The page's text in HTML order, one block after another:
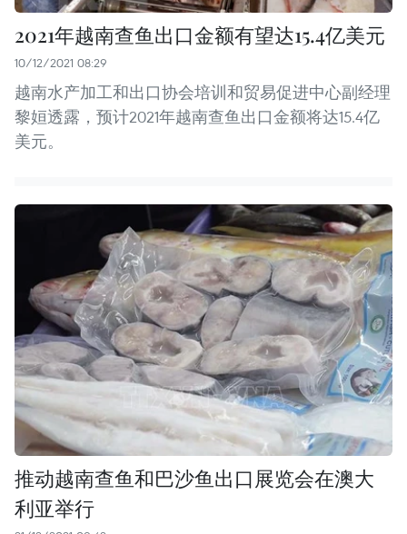
2021年越南查鱼出口金额有望达15.4亿美元
10/12/2021 08:29
越南水产加工和出口协会培训和贸易促进中心副经理
黎姮透露，预计2021年越南查鱼出口金额将达15.4亿
美元。
推动越南查鱼和巴沙鱼出口展览会在澳大
利亚举行